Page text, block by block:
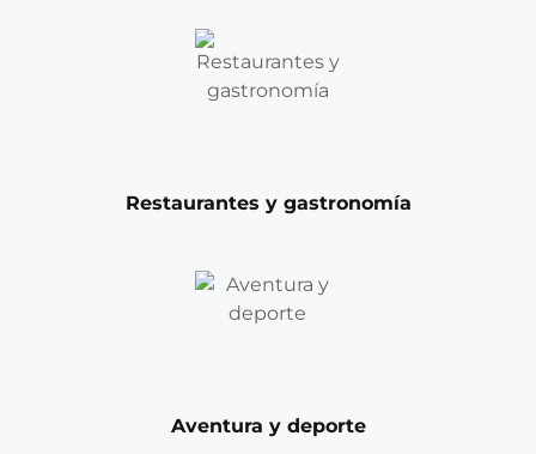
Restaurantes y gastronomía
Aventura y deporte